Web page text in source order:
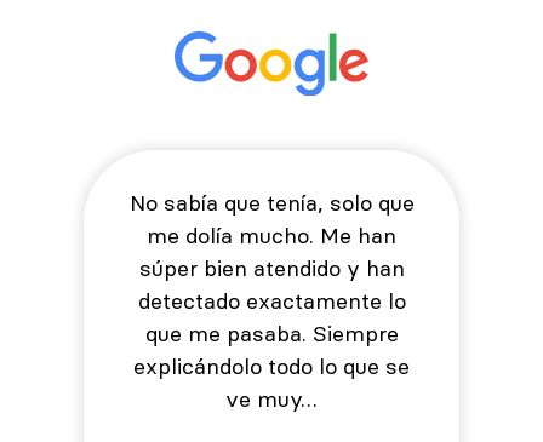
No sabía que tenía, solo que
me dolía mucho. Me han
súper bien atendido y han
detectado exactamente lo
que me pasaba. Siempre
explicándolo todo lo que se
ve muy…